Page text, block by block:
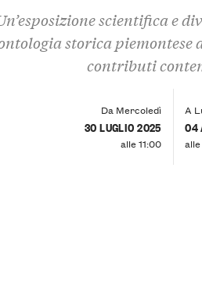
scientifica e
storica piemontese
contributi
Da Mercoledì
30 LUGLIO 2025
alle 11:00
A
04